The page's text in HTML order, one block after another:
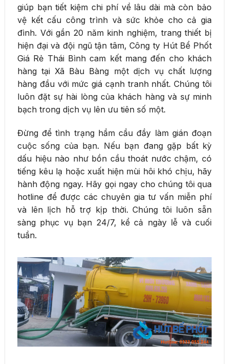
giúp bạn tiết kiệm chi phí về lâu dài mà còn bảo
vệ kết cấu công trình và sức khỏe cho cả gia
đình. Với gần 20 năm kinh nghiệm, trang thiết bị
hiện đại và đội ngũ tận tâm, Công ty Hút Bể Phốt
Giá Rẻ Thái Bình cam kết mang đến cho khách
hàng tại Xã Bàu Bàng một dịch vụ chất lượng
hàng đầu với mức giá cạnh tranh nhất. Chúng tôi
luôn đặt sự hài lòng của khách hàng và sự minh
bạch trong dịch vụ lên ưu tiên số một.
Đừng để tình trạng hầm cầu đầy làm gián đoạn
cuộc sống của bạn. Nếu bạn đang gặp bất kỳ
dấu hiệu nào như bồn cầu thoát nước chậm, có
tiếng kêu lạ hoặc xuất hiện mùi hôi khó chịu, hãy
hành động ngay. Hãy gọi ngay cho chúng tôi qua
hotline để được các chuyên gia tư vấn miễn phí
và lên lịch hỗ trợ kịp thời. Chúng tôi luôn sẵn
sàng phục vụ bạn 24/7, kể cả ngày lễ và cuối
tuần.